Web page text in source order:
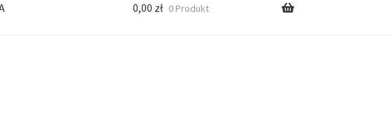
0,00 zł 0 Produkt